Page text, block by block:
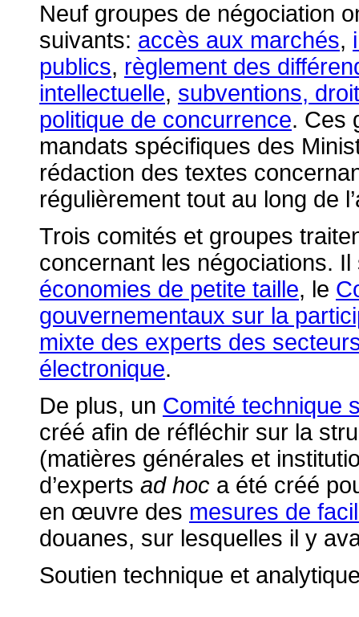
Neuf groupes de négociation
suivants: accès aux marchés,
publics, règlement des
intellectuelle, subventions,
politique de concurrence. Ces
mandats spécifiques des
rédaction des textes
régulièrement tout au long de
Trois comités et groupes
concernant les négociations. Il
économies de petite taille, le
gouvernementaux sur la
mixte des experts des
électronique.
De plus, un Comité technique
créé afin de réfléchir sur la
(matières générales et
d’experts ad hoc a été créé
en œuvre des mesures de
douanes, sur lesquelles il y
Soutien technique et